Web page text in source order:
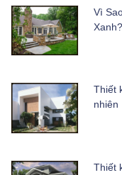
Vì
Xanh?
Thiết
nhiên
Thiết